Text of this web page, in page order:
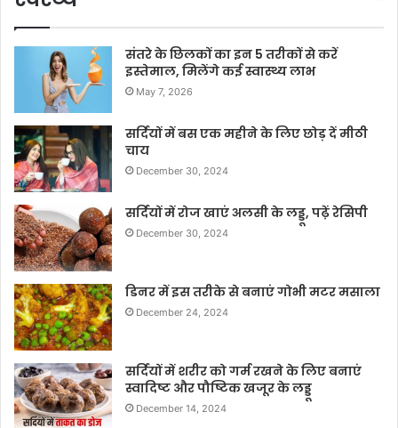
संतरे के छिलकों का इन 5 तरीकों से करें
इस्तेमाल, मिलेंगे कई स्वास्थ्य लाभ
May 7, 2026
सर्दियों में बस एक महीने के लिए छोड़ दें मीठी
चाय
December 30, 2024
सर्दियों में रोज खाएं अलसी के लड्डू, पढ़ें रेसिपी
December 30, 2024
डिनर में इस तरीके से बनाएं गोभी मटर मसाला
December 24, 2024
सर्दियों में शरीर को गर्म रखने के लिए बनाएं
स्वादिष्ट और पौष्टिक खजूर के लड्डू
December 14, 2024